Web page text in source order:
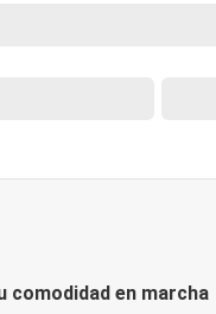
comodidad en marcha